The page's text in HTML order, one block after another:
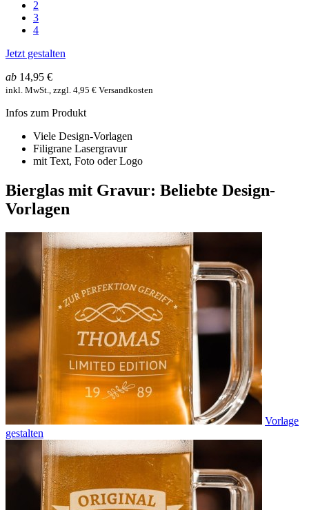
2
3
4
Jetzt gestalten
ab 14,95 €
inkl. MwSt., zzgl. 4,95 € Versandkosten
Infos zum Produkt
Viele Design-Vorlagen
Filigrane Lasergravur
mit Text, Foto oder Logo
Bierglas mit Gravur: Beliebte Design-
Vorlagen
Vorlage
gestalten